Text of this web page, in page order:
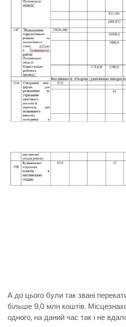
А до цього були так звані
більше 9,0 млн коштів.
одного, на даний час так і не